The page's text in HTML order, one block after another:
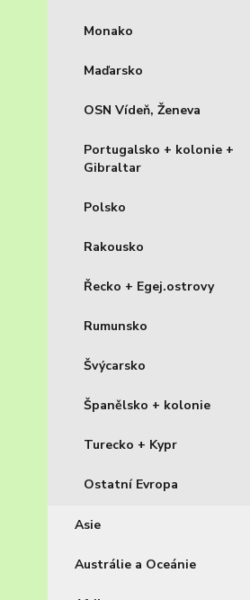
Monako
Maďarsko
OSN Vídeň, Ženeva
Portugalsko + kolonie +
Gibraltar
Polsko
Rakousko
Řecko + Egej.ostrovy
Rumunsko
Švýcarsko
Španělsko + kolonie
Turecko + Kypr
Ostatní Evropa
Asie
Austrálie a Oceánie